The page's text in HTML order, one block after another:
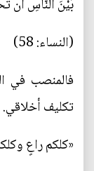
بَيْنَ النَّاسِ أَن
(النساء: 58)
فالمنصب في
تكليف أخلاقي.
«كلكم راعٍ